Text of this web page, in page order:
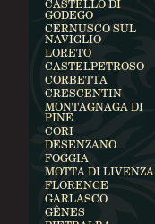
CASTELLO DI
GODEGO
CERNUSCO SUL
NAVIGLIO
LORETO
CASTELPETROSO
CORBETTA
CRESCENTIN
MONTAGNAGA DI
PINÉ
CORI
DESENZANO
FOGGIA
MOTTA DI LIVENZA
FLORENCE
GARLASCO
GÊNES